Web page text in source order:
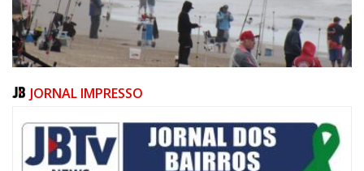
JORNAL IMPRESSO